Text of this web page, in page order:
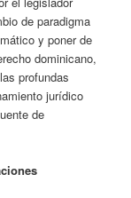
de paradigma
y poner de
dominicano,
profundas
jurídico
de